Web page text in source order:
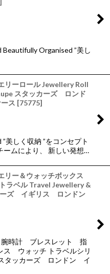
Organised ”美し
リーロール Jewellery Roll
スタッカーズ ロンド
ス [75775]
美しく収納 ”をコンセプト
ームにより、 新しい発想…
リー＆ウォッチボックス
ラベル Travel Jewellery &
ーズ イギリス ロンドン
時計 ブレスレット 指
ウォッチ トラベルシリ
タッカーズ ロンドン イ